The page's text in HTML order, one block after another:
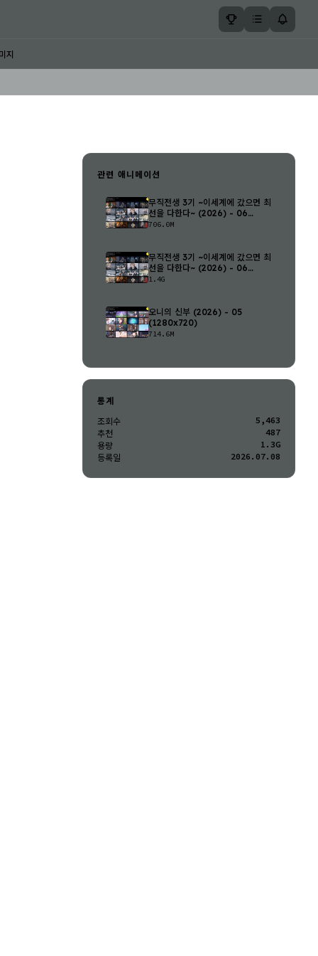
지
관련 애니메이션
무직전생 3기 ~이세계에 갔으면 최
선을 다한다~ (2026) - 06
(1280..
706.0M
무직전생 3기 ~이세계에 갔으면 최
선을 다한다~ (2026) - 06
(1920..
1.4G
오니의 신부 (2026) - 05
(1280x720)
714.6M
통계
조회수
5,463
추천
487
용량
1.3G
등록일
2026.07.08